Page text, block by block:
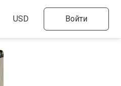
Войти